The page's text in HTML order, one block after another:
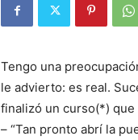
Tengo una
le advierto: es real.
finalizó un curso(*) que
– “Tan pronto abrí la